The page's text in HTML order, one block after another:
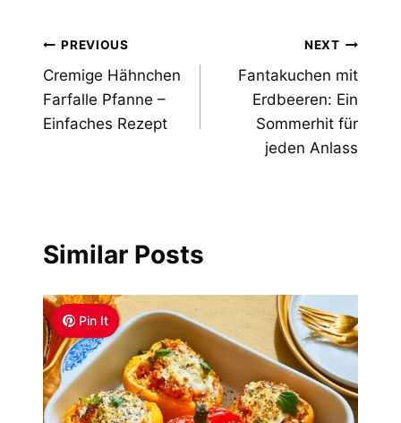
Post
navigation
PREVIOUS
Cremige Hähnchen
Farfalle Pfanne –
Einfaches Rezept
NEXT
Fantakuchen mit
Erdbeeren: Ein
Sommerhit für
jeden Anlass
Similar Posts
Pin It